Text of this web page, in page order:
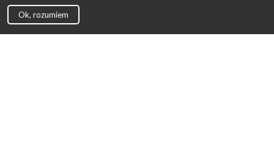
Ok, rozumiem